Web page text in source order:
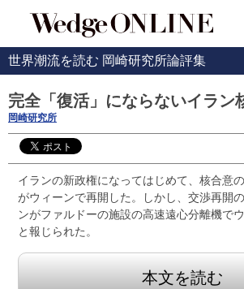
世界潮流を読む 岡崎研究所論評集
完全「復活」にならないイラン
岡崎研究所
イランの新政権になってはじめて、核合意
がウィーンで再開した。しかし、交渉再開
ンがファルドーの施設の高速遠心分離機で
と報じられた。
本文を読む